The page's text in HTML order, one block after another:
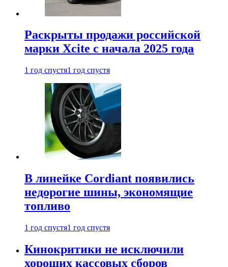
Раскрыты продажи российской
марки Xcite с начала 2025 года
1 год спустя1 год спустя
В линейке Cordiant появились
недорогие шины, экономящие
топливо
1 год спустя1 год спустя
Кинокритики не исключили
хороших кассовых сборов